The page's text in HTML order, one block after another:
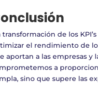
transformación de los
el rendimiento de
aportan a las empresas
a
sino que supere las